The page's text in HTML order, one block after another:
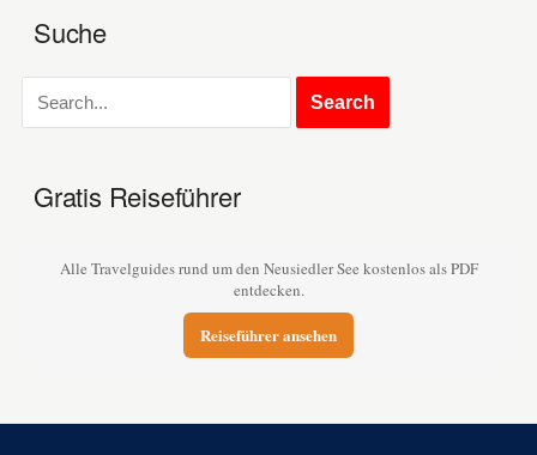
Suche
Gratis Reiseführer
Alle Travelguides rund um den Neusiedler See kostenlos als PDF
entdecken.
Reiseführer ansehen